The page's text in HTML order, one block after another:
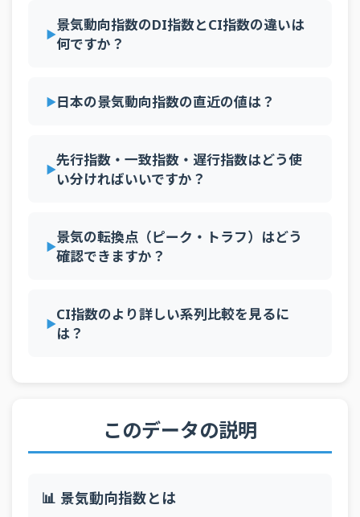
2025年1月 CI指数
景気動向指数のDI指数とCI指数の違いは
何ですか？
日本の景気動向指数の直近の値は？
先行指数・一致指数・遅行指数はどう使
い分ければいいですか？
景気の転換点（ピーク・トラフ）はどう
確認できますか？
CI指数のより詳しい系列比較を見るに
は？
このデータの説明
📊 景気動向指数とは